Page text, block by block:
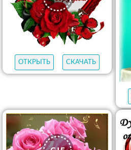
ОТКРЫТЬ СКАЧАТЬ